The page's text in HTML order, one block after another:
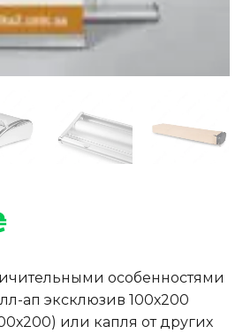
особенностями
ап эксклюзив 100х200
или капля от других